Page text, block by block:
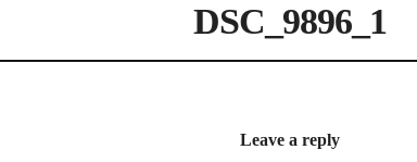
DSC_9896_1
Leave a reply